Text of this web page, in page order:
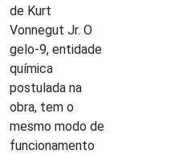
de Kurt
Vonnegut Jr. O
gelo-9, entidade
química
postulada na
obra, tem o
mesmo modo de
funcionamento